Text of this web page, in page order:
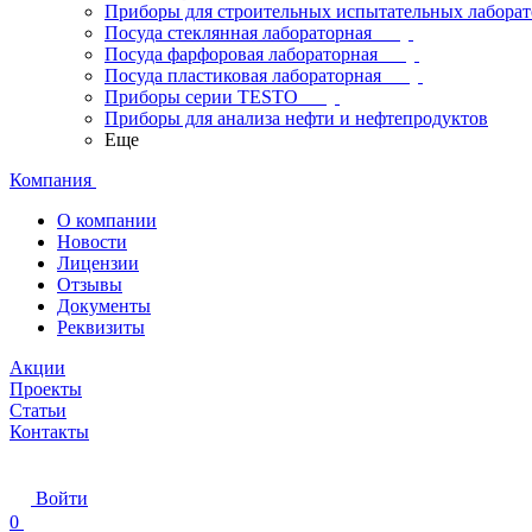
Приборы для строительных испытательных
Посуда стеклянная лабораторная
Посуда фарфоровая лабораторная
Посуда пластиковая лабораторная
Приборы серии TESTO
Приборы для анализа нефти и нефтепродуктов
Еще
Компания
О компании
Новости
Лицензии
Отзывы
Документы
Реквизиты
Акции
Проекты
Статьи
Контакты
Войти
0